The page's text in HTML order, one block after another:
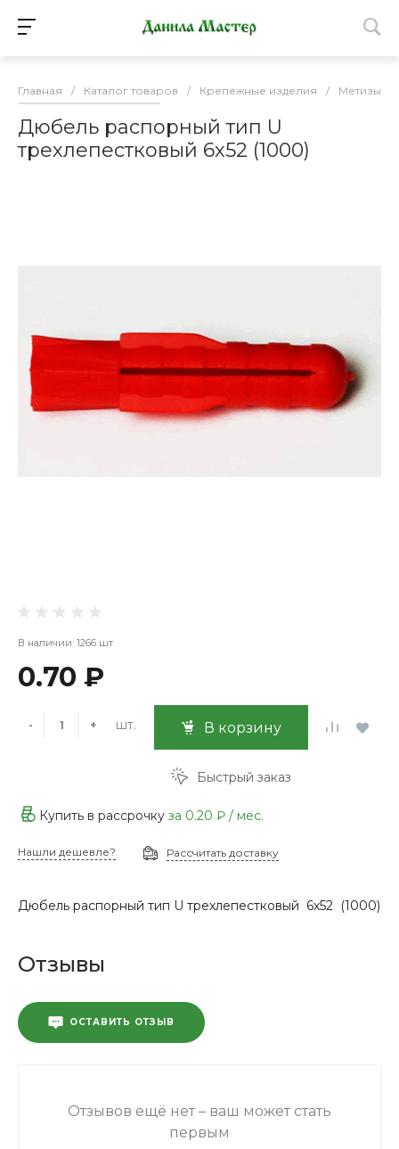
Главная / Каталог товаров / Крепежные изделия / Метизы
Дюбель распорный тип U
трехлепестковый 6х52 (1000)
В наличии: 1266 шт
0.70 ₽
- + шт. В корзину
Быстрый заказ
Купить в рассрочку за 0.20 ₽ / мес.
Нашли дешевле? Рассчитать доставку
Дюбель распорный тип U трехлепестковый 6х52 (1000)
Отзывы
ОСТАВИТЬ ОТЗЫВ
Отзывов ещё нет – ваш может стать
первым